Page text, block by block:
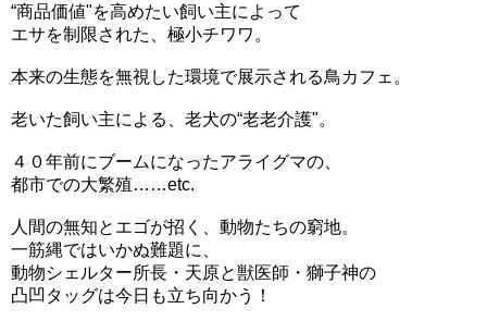
“商品価値"を高めたい飼い主によって
エサを制限された、極小チワワ。
本来の生態を無視した環境で展示される鳥カフェ。
老いた飼い主による、老犬の“老老介護"。
４０年前にブームになったアライグマの、
都市での大繁殖……etc.
人間の無知とエゴが招く、動物たちの窮地。
一筋縄ではいかぬ難題に、
動物シェルター所長・天原と獣医師・獅子神の
凸凹タッグは今日も立ち向かう！